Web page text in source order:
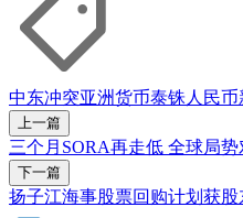
中东冲突亚洲货币泰铢人民币
上一篇
三个月SORA再走低 全球局
下一篇
扬子江海事股票回购计划获股